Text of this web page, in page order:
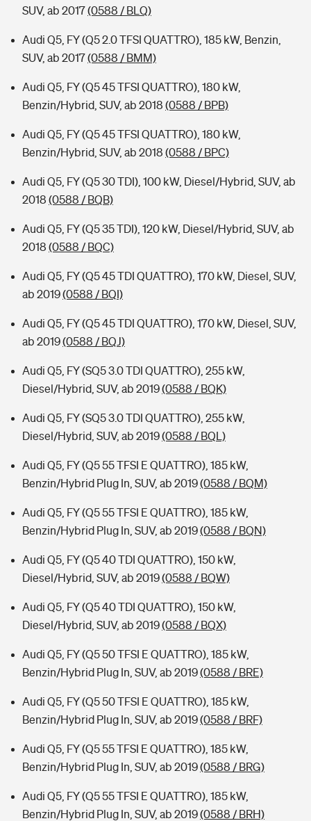
SUV, ab 2017(0588 / BLQ)
Audi Q5, FY (Q5 2.0 TFSI QUATTRO), 185 kW, Benzin,
SUV, ab 2017(0588 / BMM)
Audi Q5, FY (Q5 45 TFSI QUATTRO), 180 kW,
Benzin/Hybrid, SUV, ab 2018 (0588 / BPB)
Audi Q5, FY (Q5 45 TFSI QUATTRO), 180 kW,
Benzin/Hybrid, SUV, ab 2018 (0588 / BPC)
Audi Q5, FY (Q5 30 TDI), 100 kW, Diesel/Hybrid, SUV, ab
2018 (0588 / BQB)
Audi Q5, FY (Q5 35 TDI), 120 kW, Diesel/Hybrid, SUV, ab
2018 (0588 / BQC)
Audi Q5, FY (Q5 45 TDI QUATTRO), 170 kW, Diesel, SUV,
ab 2019(0588 / BQI)
Audi Q5, FY (Q5 45 TDI QUATTRO), 170 kW, Diesel, SUV,
ab 2019(0588 / BQJ)
Audi Q5, FY (SQ5 3.0 TDI QUATTRO), 255 kW,
Diesel/Hybrid, SUV, ab 2019(0588 / BQK)
Audi Q5, FY (SQ5 3.0 TDI QUATTRO), 255 kW,
Diesel/Hybrid, SUV, ab 2019(0588 / BQL)
Audi Q5, FY (Q5 55 TFSI E QUATTRO), 185 kW,
Benzin/Hybrid Plug In, SUV, ab 2019(0588 / BQM)
Audi Q5, FY (Q5 55 TFSI E QUATTRO), 185 kW,
Benzin/Hybrid Plug In, SUV, ab 2019(0588 / BQN)
Audi Q5, FY (Q5 40 TDI QUATTRO), 150 kW,
Diesel/Hybrid, SUV, ab 2019(0588 / BQW)
Audi Q5, FY (Q5 40 TDI QUATTRO), 150 kW,
Diesel/Hybrid, SUV, ab 2019(0588 / BQX)
Audi Q5, FY (Q5 50 TFSI E QUATTRO), 185 kW,
Benzin/Hybrid Plug In, SUV, ab 2019(0588 / BRE)
Audi Q5, FY (Q5 50 TFSI E QUATTRO), 185 kW,
Benzin/Hybrid Plug In, SUV, ab 2019(0588 / BRF)
Audi Q5, FY (Q5 55 TFSI E QUATTRO), 185 kW,
Benzin/Hybrid Plug In, SUV, ab 2019(0588 / BRG)
Audi Q5, FY (Q5 55 TFSI E QUATTRO), 185 kW,
Benzin/Hybrid Plug In, SUV, ab 2019(0588 / BRH)